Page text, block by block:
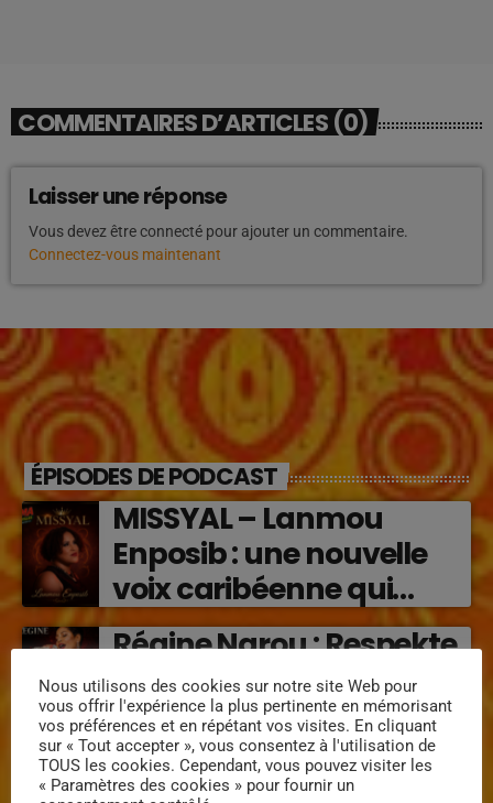
COMMENTAIRES D’ARTICLES (0)
Laisser une réponse
Vous devez être connecté pour ajouter un commentaire.
Connectez-vous maintenant
ÉPISODES DE PODCAST
MISSYAL – Lanmou
Enposib : une nouvelle
voix caribéenne qui
transforme les émotions
en musique (2026)
Régine Narou : Respekte
Mwen, la voix du respect
‘2026)
« Lanmou Nou » (2026) :
Nous utilisons des cookies sur notre site Web pour
vous offrir l'expérience la plus pertinente en mémorisant
vos préférences et en répétant vos visites. En cliquant
sur « Tout accepter », vous consentez à l'utilisation de
TOUS les cookies. Cependant, vous pouvez visiter les
« Paramètres des cookies » pour fournir un